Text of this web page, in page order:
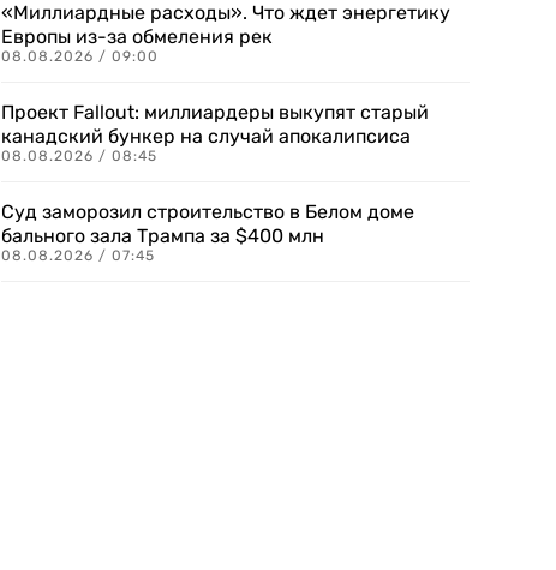
«Миллиардные расходы». Что ждет энергетику
Европы из-за обмеления рек
08.08.2026 / 09:00
Проект Fallout: миллиардеры выкупят старый
канадский бункер на случай апокалипсиса
08.08.2026 / 08:45
Суд заморозил строительство в Белом доме
бального зала Трампа за $400 млн
08.08.2026 / 07:45